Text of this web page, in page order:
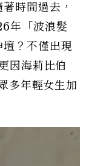
時間過去，
年「波浪髮
？不僅出現
因海莉比伯
多年輕女生加